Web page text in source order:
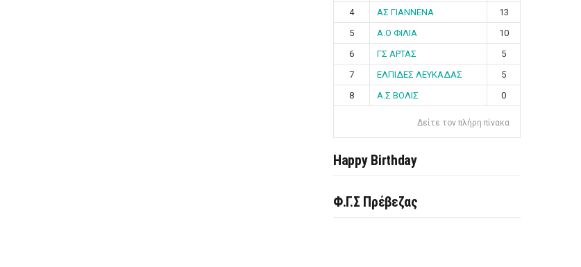
4
ΑΣ ΓΙΑΝΝΕΝΑ
13
5
Α.Ο ΦΙΛΙΑ
10
6
ΓΣ ΑΡΤΑΣ
5
7
ΕΛΠΙΔΕΣ ΛΕΥΚΑΔΑΣ
5
8
Α.Σ ΒΟΛΙΣ 0
Δείτε τον πλήρη πίνακα
Happy Birthday
Φ.Γ.Σ Πρέβεζας